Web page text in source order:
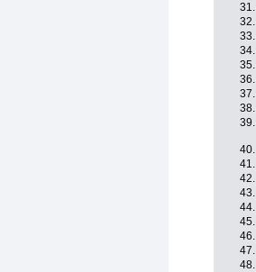
31.
32.
33.
34.
35.
36.
37.
38.
39.
40.
41.
42.
43.
44.
45.
46.
47.
48.